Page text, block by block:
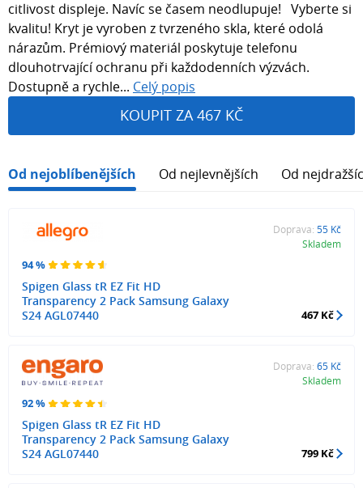
citlivost displeje. Navíc se časem neodlupuje! Vyberte si
kvalitu! Kryt je vyroben z tvrzeného skla, které odolá
nárazům. Prémiový materiál poskytuje telefonu
dlouhotrvající ochranu při každodenních výzvách.
Dostupně a rychle... Celý popis
KOUPIT ZA 467 KČ
Od nejoblíbenějších Od nejlevnějších Od
94 %
Spigen Glass tR EZ Fit HD
Transparency 2 Pack Samsung Galaxy
S24 AGL07440
Doprava: 55 Kč
Skladem
467 Kč
92 %
Spigen Glass tR EZ Fit HD
Transparency 2 Pack Samsung Galaxy
S24 AGL07440
Doprava: 65 Kč
Skladem
799 Kč